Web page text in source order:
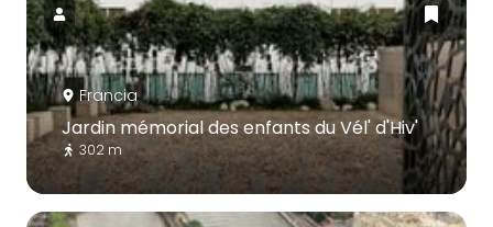
Francia
Jardin mémorial des enfants du Vél' d'Hiv'
302 m